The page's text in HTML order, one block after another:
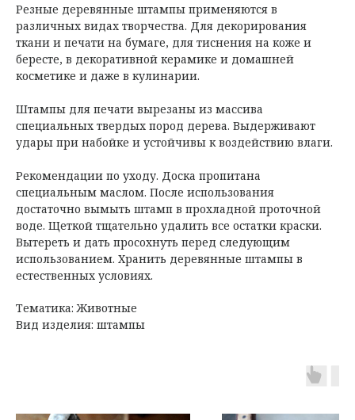
Резные деревянные штампы применяются в
различных видах творчества. Для декорирования
ткани и печати на бумаге, для тиснения на коже и
бересте, в декоративной керамике и домашней
косметике и даже в кулинарии.
Штампы для печати вырезаны из массива
специальных твердых пород дерева. Выдерживают
удары при набойке и устойчивы к воздействию влаги.
Рекомендации по уходу. Доска пропитана
специальным маслом. После использования
достаточно вымыть штамп в прохладной проточной
воде. Щеткой тщательно удалить все остатки краски.
Вытереть и дать просохнуть перед следующим
использованием. Хранить деревянные штампы в
естественных условиях.
Тематика: Животные
Вид изделия: штампы